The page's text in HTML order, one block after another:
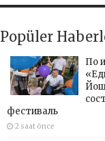
Popüler
По
фестиваль
2 saat önce